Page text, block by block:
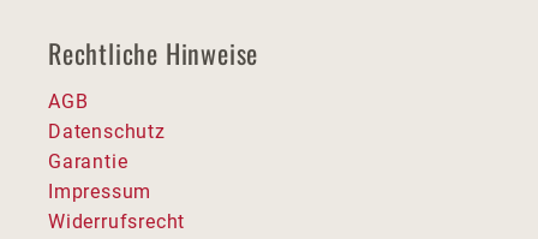
Rechtliche Hinweise
AGB
Datenschutz
Garantie
Impressum
Widerrufsrecht